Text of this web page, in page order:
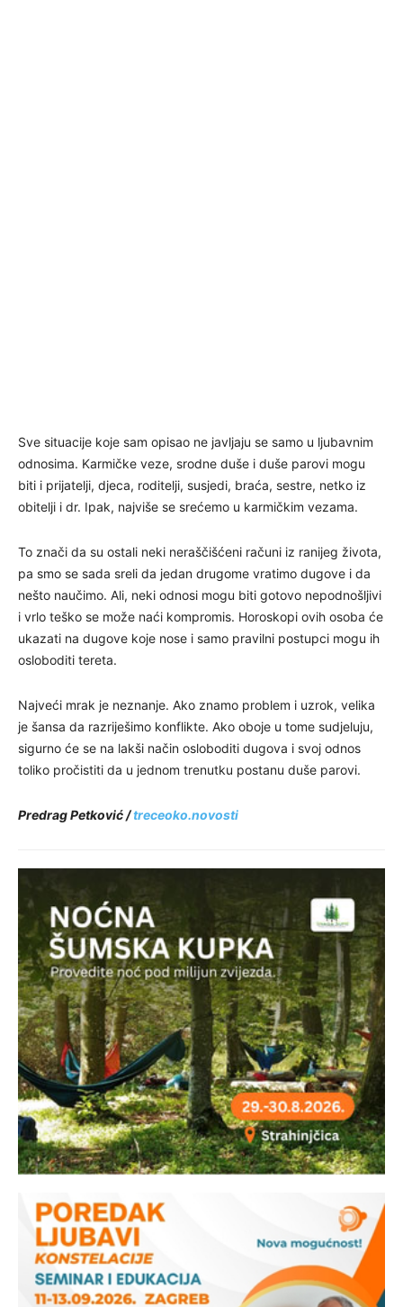
Sve situacije koje sam opisao ne javljaju se samo u ljubavnim
odnosima. Karmičke veze, srodne duše i duše parovi mogu
biti i prijatelji, djeca, roditelji, susjedi, braća, sestre, netko iz
obitelji i dr. Ipak, najviše se srećemo u karmičkim vezama.
To znači da su ostali neki neraščišćeni računi iz ranijeg života,
pa smo se sada sreli da jedan drugome vratimo dugove i da
nešto naučimo. Ali, neki odnosi mogu biti gotovo nepodnošljivi
i vrlo teško se može naći kompromis. Horoskopi ovih osoba će
ukazati na dugove koje nose i samo pravilni postupci mogu ih
osloboditi tereta.
Najveći mrak je neznanje. Ako znamo problem i uzrok, velika
je šansa da razriješimo konflikte. Ako oboje u tome sudjeluju,
sigurno će se na lakši način osloboditi dugova i svoj odnos
toliko pročistiti da u jednom trenutku postanu duše parovi.
Predrag Petković /treceoko.novosti